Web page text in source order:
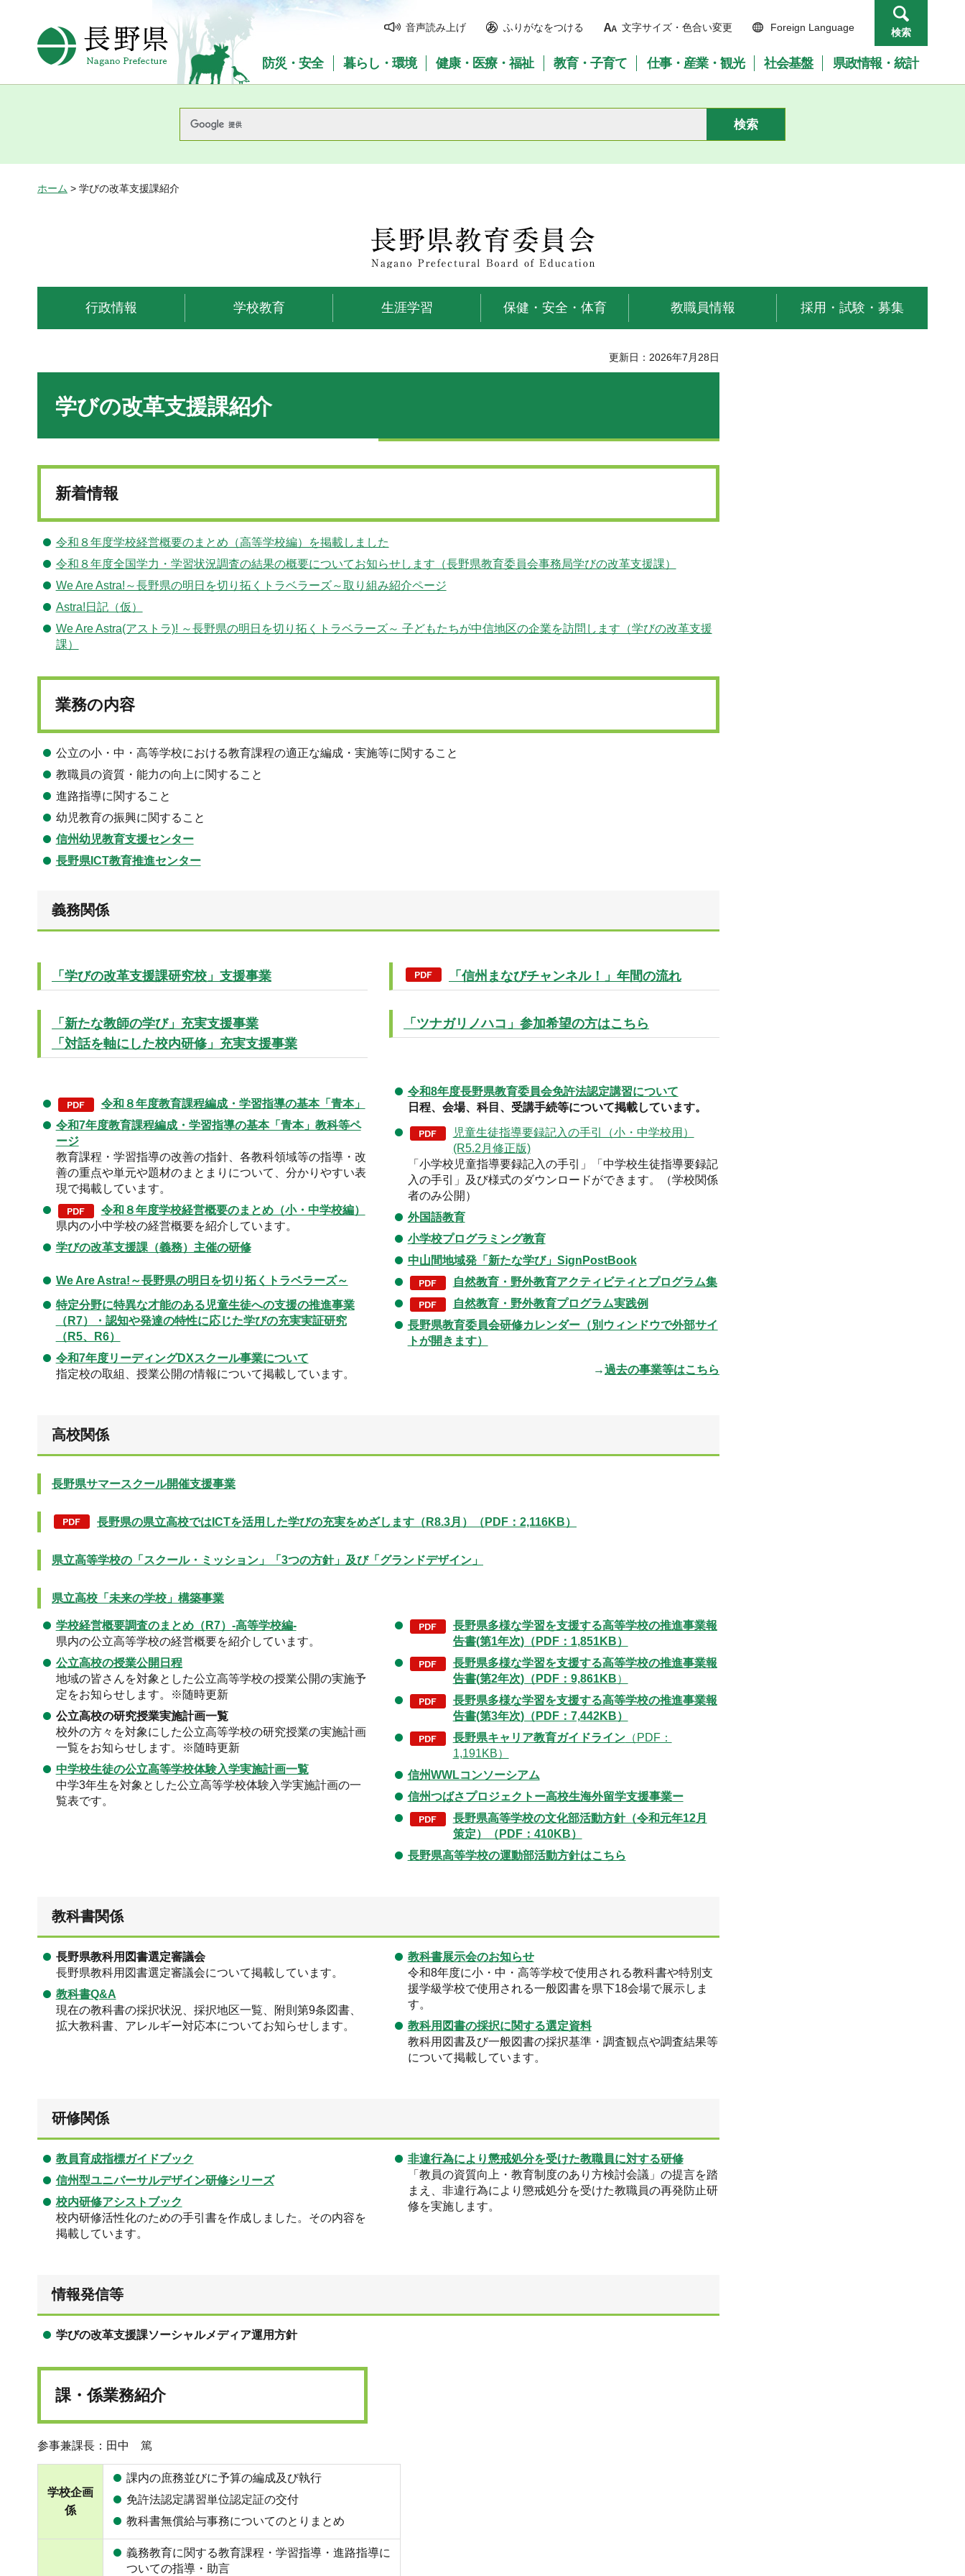
長野県Nagano Prefecture
音声読み上げ ふりがなをつける 文字サイズ・色合い変更 Foreign Language 検索
防災・安全 暮らし・環境 健康・医療・福祉 教育・子育て 仕事・産業・観光 社会基盤 県政情報・統計
ホーム > 学びの改革支援課紹介
長野県教育委員会
行政情報 学校教育 生涯学習 保健・安全・体育 教職員情報 採用・試験・募集
更新日：2026年7月28日
学びの改革支援課紹介
新着情報
令和８年度学校経営概要のまとめ（高等学校編）を掲載しました
令和８年度全国学力・学習状況調査の結果の概要についてお知らせします（長野県教育委員会事務局学びの改革支援課）
We Are Astra!～長野県の明日を切り拓くトラベラーズ～取り組み紹介ページ
Astra!日記（仮）
We Are Astra(アストラ)! ～長野県の明日を切り拓くトラベラーズ～ 子どもたちが中信地区の企業を訪問します（学びの改革支援
課）
業務の内容
公立の小・中・高等学校における教育課程の適正な編成・実施等に関すること
教職員の資質・能力の向上に関すること
進路指導に関すること
幼児教育の振興に関すること
信州幼児教育支援センター
長野県ICT教育推進センター
義務関係
「学びの改革支援課研究校」支援事業
「新たな教師の学び」充実支援事業
「対話を軸にした校内研修」充実支援事業
令和８年度教育課程編成・学習指導の基本「青本」
令和7年度教育課程編成・学習指導の基本「青本」教科等ペ
ージ
教育課程・学習指導の改善の指針、各教科領域等の指導・改
善の重点や単元や題材のまとまりについて、分かりやすい表
現で掲載しています。
令和８年度学校経営概要のまとめ（小・中学校編）
県内の小中学校の経営概要を紹介しています。
学びの改革支援課（義務）主催の研修
We Are Astra!～長野県の明日を切り拓くトラベラーズ～
特定分野に特異な才能のある児童生徒への支援の推進事業
（R7）・認知や発達の特性に応じた学びの充実実証研究
（R5、R6）
令和7年度リーディングDXスクール事業について
指定校の取組、授業公開の情報について掲載しています。
「信州まなびチャンネル！」年間の流れ
「ツナガリノハコ」参加希望の方はこちら
令和8年度長野県教育委員会免許法認定講習について
日程、会場、科目、受講手続等について掲載しています。
児童生徒指導要録記入の手引（小・中学校用）
(R5.2月修正版)
「小学校児童指導要録記入の手引」「中学校生徒指導要録記
入の手引」及び様式のダウンロードができます。（学校関係
者のみ公開）
外国語教育
小学校プログラミング教育
中山間地域発「新たな学び」SignPostBook
自然教育・野外教育アクティビティとプログラム集
自然教育・野外教育プログラム実践例
長野県教育委員会研修カレンダー（別ウィンドウで外部サイ
トが開きます）
→過去の事業等はこちら
高校関係
長野県サマースクール開催支援事業
長野県の県立高校ではICTを活用した学びの充実をめざします（R8.3月）（PDF：2,116KB）
県立高等学校の「スクール・ミッション」「3つの方針」及び「グランドデザイン」
県立高校「未来の学校」構築事業
学校経営概要調査のまとめ（R7） -高等学校編-
県内の公立高等学校の経営概要を紹介しています。
公立高校の授業公開日程
地域の皆さんを対象とした公立高等学校の授業公開の実施予
定をお知らせします。※随時更新
公立高校の研究授業実施計画一覧
校外の方々を対象にした公立高等学校の研究授業の実施計画
一覧をお知らせします。※随時更新
中学校生徒の公立高等学校体験入学実施計画一覧
中学3年生を対象とした公立高等学校体験入学実施計画の一
覧表です。
長野県多様な学習を支援する高等学校の推進事業報
告書(第1年次)（PDF：1,851KB）
長野県多様な学習を支援する高等学校の推進事業報
告書(第2年次)（PDF：9,861KB）
長野県多様な学習を支援する高等学校の推進事業報
告書(第3年次)（PDF：7,442KB）
長野県キャリア教育ガイドライン（PDF：
1,191KB）
信州WWLコンソーシアム
信州つばさプロジェクトー高校生海外留学支援事業ー
長野県高等学校の文化部活動方針（令和元年12月
策定）（PDF：410KB）
長野県高等学校の運動部活動方針はこちら
教科書関係
長野県教科用図書選定審議会
長野県教科用図書選定審議会について掲載しています。
教科書Q&A
現在の教科書の採択状況、採択地区一覧、附則第9条図書、
拡大教科書、アレルギー対応本についてお知らせします。
教科書展示会のお知らせ
令和8年度に小・中・高等学校で使用される教科書や特別支
援学級学校で使用される一般図書を県下18会場で展示しま
す。
教科用図書の採択に関する選定資料
教科用図書及び一般図書の採択基準・調査観点や調査結果等
について掲載しています。
研修関係
教員育成指標ガイドブック
信州型ユニバーサルデザイン研修シリーズ
校内研修アシストブック
校内研修活性化のための手引書を作成しました。その内容を
掲載しています。
非違行為により懲戒処分を受けた教職員に対する研修
「教員の資質向上・教育制度のあり方検討会議」の提言を踏
まえ、非違行為により懲戒処分を受けた教職員の再発防止研
修を実施します。
情報発信等
学びの改革支援課ソーシャルメディア運用方針
課・係業務紹介
参事兼課長：田中 篤
学校企画
係
課内の庶務並びに予算の編成及び執行
免許法認定講習単位認定証の交付
教科書無償給与事務についてのとりまとめ
義務教育に関する教育課程・学習指導・進路指導に
ついての指導・助言